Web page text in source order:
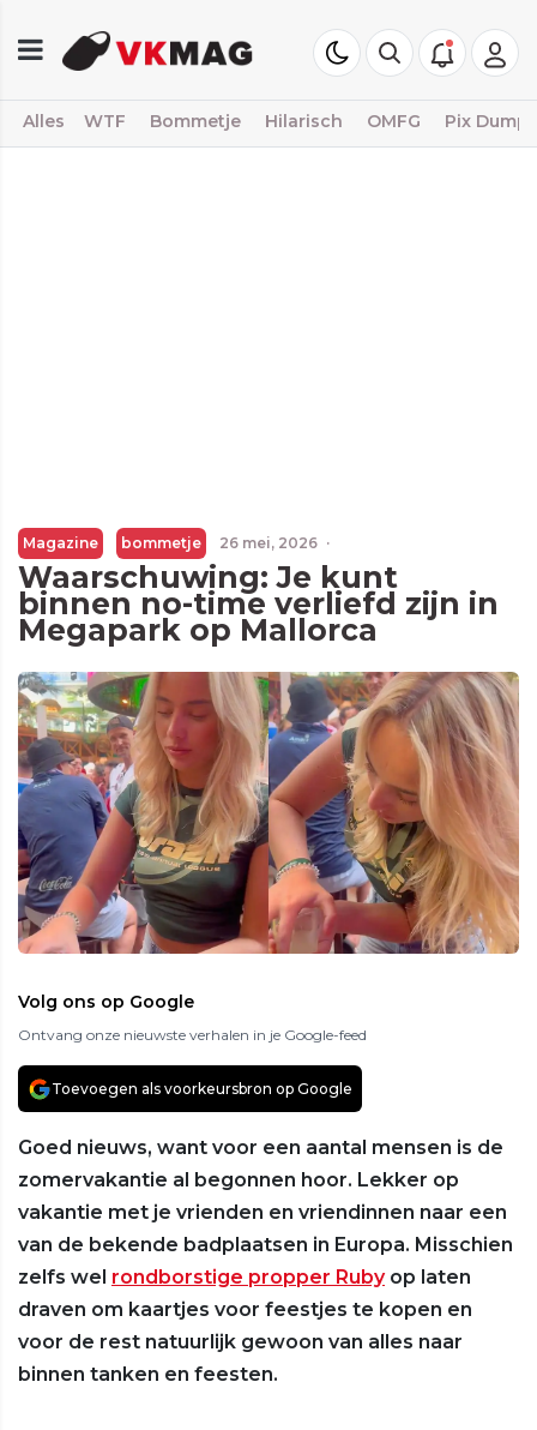
Alles WTF Bommetje Hilarisch OMFG Pix Dump
Magazine bommetje 26 mei, 2026 ·
Waarschuwing: Je kunt
binnen no-time verliefd zijn in
Megapark op Mallorca
Volg ons op Google
Ontvang onze nieuwste verhalen in je Google-feed
Toevoegen als voorkeursbron op Google
Goed nieuws, want voor een aantal mensen is de
zomervakantie al begonnen hoor. Lekker op
vakantie met je vrienden en vriendinnen naar een
van de bekende badplaatsen in Europa. Misschien
zelfs wel rondborstige propper Rubyop laten
draven om kaartjes voor feestjes te kopen en
voor de rest natuurlijk gewoon van alles naar
binnen tanken en feesten.